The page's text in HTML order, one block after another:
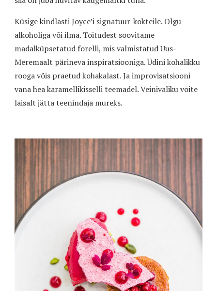
Küsige kindlasti Joyce’i signatuur-kokteile. Olgu
alkoholiga või ilma. Toitudest soovitame
madalküpsetatud forelli, mis valmistatud Uus-
Meremaalt pärineva inspiratsiooniga. Üdini kohalikku
rooga võis praetud kohakalast. Ja improvisatsiooni
vana hea karamellikisselli teemadel. Veinivaliku võite
laisalt jätta teenindaja mureks.